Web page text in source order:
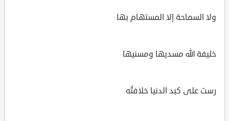
ولا السماحة إلا المستهام بها
خليفة الله مسديها ومسنيها
رست على كبد الدنيا خلافتُه